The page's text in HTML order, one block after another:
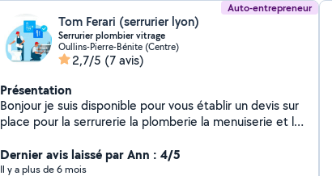
Auto-entrepreneur
Tom Ferari (serrurier lyon)
Serrurier plombier vitrage
Oullins-Pierre-Bénite (Centre)
2,7/5 (7 avis)
Présentation
Bonjour je suis disponible pour vous établir un devis sur
place pour la serrurerie la plomberie la menuiserie et le
Dernier avis laissé par Ann : 4/5
Il y a plus de 6 mois